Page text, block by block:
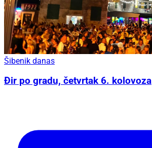
Šibenik danas
Đir po gradu, četvrtak 6. kolovoza